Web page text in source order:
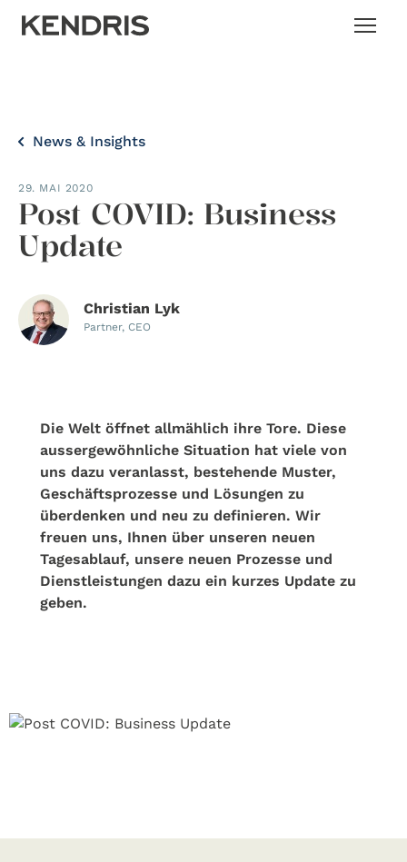
News & Insights
29. MAI 2020
Post COVID: Business
Update
Christian Lyk
Partner, CEO
Die Welt öffnet allmählich ihre Tore. Diese
aussergewöhnliche Situation hat viele von
uns dazu veranlasst, bestehende Muster,
Geschäftsprozesse und Lösungen zu
überdenken und neu zu definieren. Wir
freuen uns, Ihnen über unseren neuen
Tagesablauf, unsere neuen Prozesse und
Dienstleistungen dazu ein kurzes Update zu
geben.